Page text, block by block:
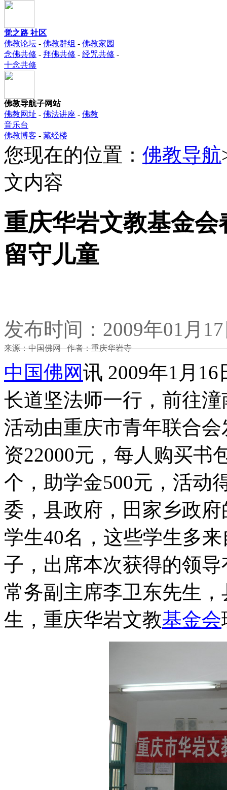
觉之路 社区
佛教论坛 - 佛教群组 - 佛教家园
念佛共修 - 拜佛共修 - 经咒共修 -
十念共修
佛教导航子网站
佛教网址 - 佛法讲座 - 佛教
音乐台
佛教博客 - 藏经楼
您现在的位置： 佛教导航
文内容
重庆华岩文教基金
留守儿童
发布时间：2009年01月
来源：中国佛网 作者：重庆华岩寺
中国佛网讯 2009年1月
长道坚法师一行，前往
活动由重庆市青年联合
资22000元，每人购买书
个，助学金500元，活动
委，县政府，田家乡政
学生40名，这些学生多
子，出席本次获得的领
常务副主席李卫东先生
生，重庆华岩文教基金会